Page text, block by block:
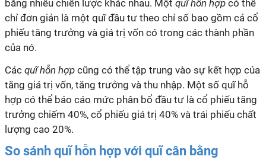
bằng nhiều chiến lược khác nhau. Một quĩ hỗn hợp có thể
chỉ đơn giản là một quĩđầu tư theo chỉ số bao gồm cả cổ
phiếu tăng trưởng và giá trị vốn có trong các thành phần
của nó.
Các quĩ hỗn hợp cũng có thể tập trung vào sự kết hợp của
tăng giá trị vốn, tăng trưởng và thu nhập. Một số quĩhỗ
hợp có thể báo cáo mức phân bổ đầu tư là cổ phiếu tăng
trưởng chiếm 40%, cổ phiếu giá trị 40% và trái phiếu chất
lượng cao 20%.
So sánh quĩ hỗn hợp với quĩ cân bằng